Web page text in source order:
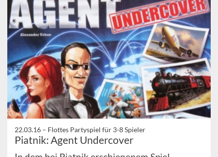
22.03.16 – Flottes Partyspiel für 3-8 Spieler
Piatnik: Agent Undercover